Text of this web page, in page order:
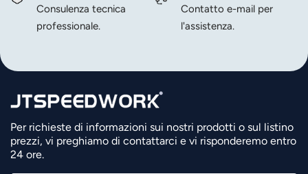
Consulenza tecnica
professionale.
Contatto e-mail per
l'assistenza.
Per richieste di informazioni sui nostri prodotti o sul listino
prezzi, vi preghiamo di contattarci e vi risponderemo entro
24 ore.